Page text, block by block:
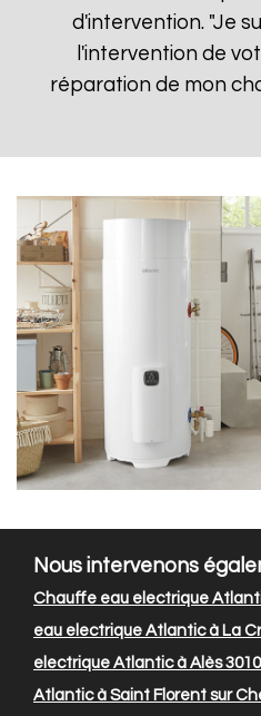
d'intervention. "Je
l'intervention de
réparation de mon
Nous intervenons
Chauffe eau electrique
eau electrique Atlantic à La
electrique Atlantic à Alès
Atlantic à Saint Florent sur